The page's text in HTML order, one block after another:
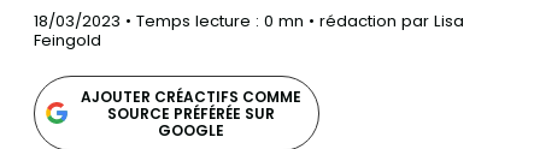
18/03/2023 • Temps lecture : 0 mn • rédaction par Lisa
Feingold
AJOUTER CRÉACTIFS COMME
SOURCE PRÉFÉRÉE SUR
GOOGLE